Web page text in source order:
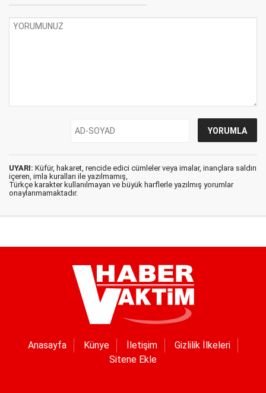
UYARI: Küfür, hakaret, rencide edici cümleler veya imalar, inançlara saldırı
içeren, imla kuralları ile yazılmamış,
Türkçe karakter kullanılmayan ve büyük harflerle yazılmış yorumlar
onaylanmamaktadır.
Anasayfa Künye İletişim
Gizlilik İlkeleri
Sitene Ekle